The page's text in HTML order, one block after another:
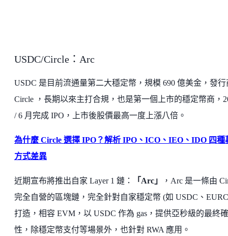
USDC/Circle：Arc
USDC 是目前流通量第二大穩定幣，規模 690 億美金，發行
Circle ，長期以來主打合規，也是第一個上市的穩定幣商，
/ 6 月完成 IPO，上市後股價最高一度上漲八倍。
為什麼 Circle 選擇 IPO？解析 IPO、ICO、IEO、IDO 四種
方式差異
近期宣布將推出自家 Layer 1 鏈： 「Arc」
，Arc 是一條由
完全自營的區塊鏈，完全針對自家穩定幣 (如 USDC、
打造，相容 EVM，以 USDC 作為 gas，提供亞秒級的最終
性，除穩定幣支付等場景外，也針對 RWA 應用。